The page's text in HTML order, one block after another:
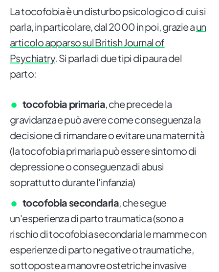
La tocofobia è un disturbo psicologico di cui si
parla, in particolare, dal 2000 in poi, grazie aun
articolo apparso sul British Journal of
Psychiatry. Si parla di due tipi di paura del
parto:
tocofobia primaria, che precede la
gravidanza e può avere come conseguenza la
decisione di rimandare o evitare una maternità
(la tocofobia primaria può essere sintomo di
depressione o conseguenza di abusi
soprattutto durante l'infanzia)
tocofobia secondaria, che segue
un'esperienza di parto traumatica (sono a
rischio di tocofobia secondaria le mamme con
esperienze di parto negative o traumatiche,
sottoposte a manovre ostetriche invasive